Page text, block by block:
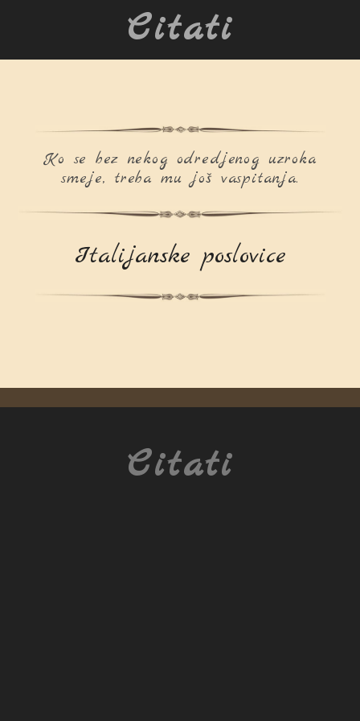
Citati
Ko se bez nekog odredjenog uzroka
smeje, treba mu još vaspitanja.
Italijanske poslovice
Citati